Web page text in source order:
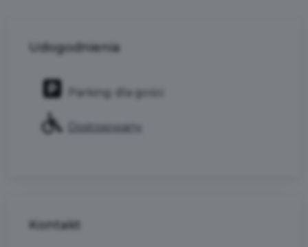
Udogodnienia
Parking dla gości
Dostosowany
Kontakt